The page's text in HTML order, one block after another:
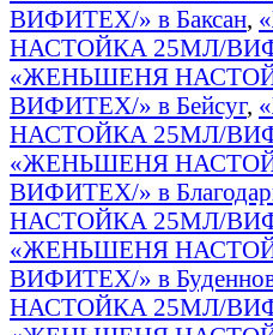
ВИФИТЕХ/» в Баксан,
НАСТОЙКА 25МЛ/
«ЖЕНЬШЕНЯ
ВИФИТЕХ/» в Бейсуг,
НАСТОЙКА 25МЛ/
«ЖЕНЬШЕНЯ
ВИФИТЕХ/» в
НАСТОЙКА 25МЛ/
«ЖЕНЬШЕНЯ
ВИФИТЕХ/» в
НАСТОЙКА 25МЛ/